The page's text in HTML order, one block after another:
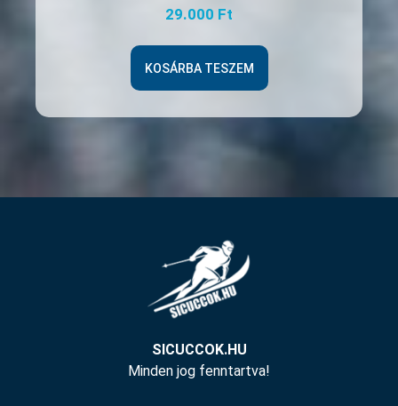
29.000 Ft
KOSÁRBA TESZEM
SICUCCOK.HU
Minden jog fenntartva!